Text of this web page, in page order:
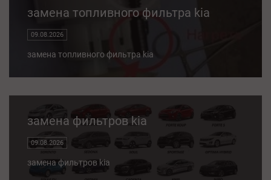
замена топливного фильтра kia
09.08.2026
замена топливного фильтра kia
замена фильтров kia
09.08.2026
замена фильтров kia